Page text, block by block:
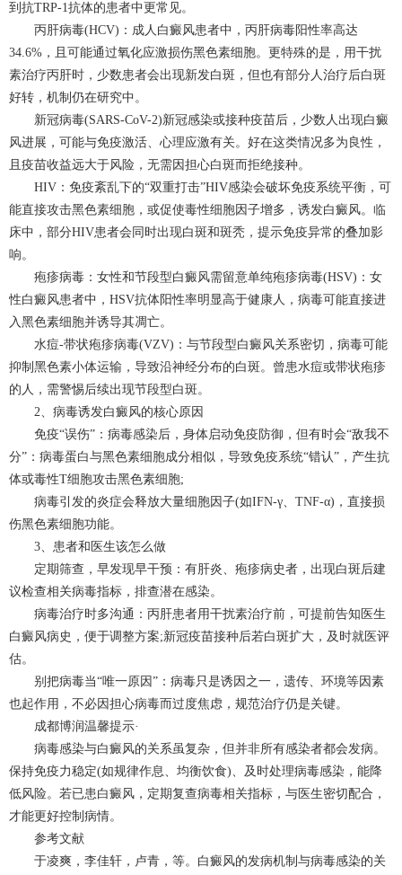
到抗TRP-1抗体的患者中更常见。
丙肝病毒(HCV)：成人白癜风患者中，丙肝病毒阳性率高达
34.6%，且可能通过氧化应激损伤黑色素细胞。更特殊的是，用干扰
素治疗丙肝时，少数患者会出现新发白斑，但也有部分人治疗后白斑
好转，机制仍在研究中。
新冠病毒(SARS-CoV-2)新冠感染或接种疫苗后，少数人出现白癜
风进展，可能与免疫激活、心理应激有关。好在这类情况多为良性，
且疫苗收益远大于风险，无需因担心白斑而拒绝接种。
HIV：免疫紊乱下的“双重打击”HIV感染会破坏免疫系统平衡，可
能直接攻击黑色素细胞，或促使毒性细胞因子增多，诱发白癜风。临
床中，部分HIV患者会同时出现白斑和斑秃，提示免疫异常的叠加影
响。
疱疹病毒：女性和节段型白癜风需留意单纯疱疹病毒(HSV)：女
性白癜风患者中，HSV抗体阳性率明显高于健康人，病毒可能直接进
入黑色素细胞并诱导其凋亡。
水痘-带状疱疹病毒(VZV)：与节段型白癜风关系密切，病毒可能
抑制黑色素小体运输，导致沿神经分布的白斑。曾患水痘或带状疱疹
的人，需警惕后续出现节段型白斑。
2、病毒诱发白癜风的核心原因
免疫“误伤”：病毒感染后，身体启动免疫防御，但有时会“敌我不
分”：病毒蛋白与黑色素细胞成分相似，导致免疫系统“错认”，产生抗
体或毒性T细胞攻击黑色素细胞;
病毒引发的炎症会释放大量细胞因子(如IFN-γ、TNF-α)，直接损
伤黑色素细胞功能。
3、患者和医生该怎么做
定期筛查，早发现早干预：有肝炎、疱疹病史者，出现白斑后建
议检查相关病毒指标，排查潜在感染。
病毒治疗时多沟通：丙肝患者用干扰素治疗前，可提前告知医生
白癜风病史，便于调整方案;新冠疫苗接种后若白斑扩大，及时就医评
估。
别把病毒当“唯一原因”：病毒只是诱因之一，遗传、环境等因素
也起作用，不必因担心病毒而过度焦虑，规范治疗仍是关键。
成都博润温馨提示·
病毒感染与白癜风的关系虽复杂，但并非所有感染者都会发病。
保持免疫力稳定(如规律作息、均衡饮食)、及时处理病毒感染，能降
低风险。若已患白癜风，定期复查病毒相关指标，与医生密切配合，
才能更好控制病情。
参考文献
于凌爽，李佳轩，卢青，等。白癜风的发病机制与病毒感染的关